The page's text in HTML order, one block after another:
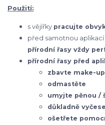
Použití:
s vějířky pracujte
před samotnou aplikací
přírodní řasy vždy
přírodní řasy před
zbavte make-
odmastěte
umyjte pěnou /
důkladně
ošetřete